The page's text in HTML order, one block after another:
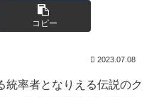
コピー
2023.07.08
統率者となりえる伝説のク